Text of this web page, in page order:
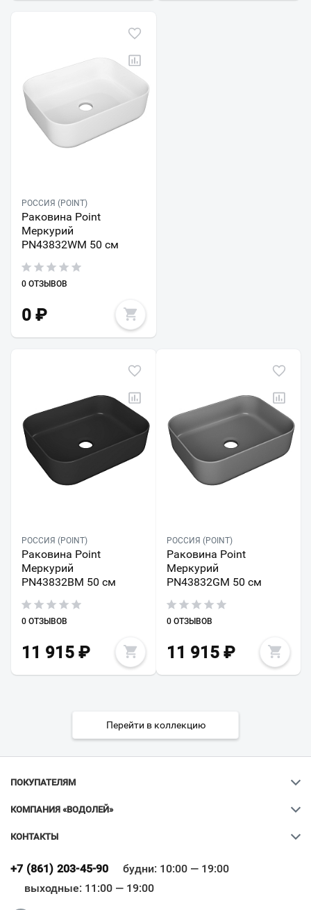
РОССИЯ (POINT)
Раковина Point
Меркурий
PN43832WM 50 см
0 ОТЗЫВОВ
0 ₽
РОССИЯ (POINT)
Раковина Point
Меркурий
PN43832BM 50 см
0 ОТЗЫВОВ
11 915 ₽
РОССИЯ (POINT)
Раковина Point
Меркурий
PN43832GM 50 см
0 ОТЗЫВОВ
11 915₽
Перейти в коллекцию
ПОКУПАТЕЛЯМ
КОМПАНИЯ «ВОДОЛЕЙ»
КОНТАКТЫ
+7 (861) 203-45-90
будни: 10:00 — 19:00
выходные: 11:00 — 19:00
Всё верно